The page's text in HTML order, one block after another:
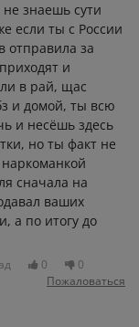
знаешь сути
если ты с России
отправила за
и
в рай, щас
и домой, ты всю
и несёшь здесь
но ты факт не
сначала на
ваших
а по итогу до
0
0
Пожаловаться